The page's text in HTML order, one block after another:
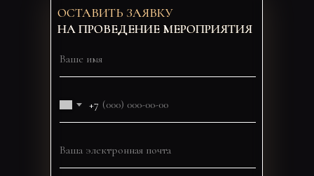
+7
ОСТАВИТЬ ЗАЯВКУ
НА ПРОВЕДЕНИЕ МЕРОПРИЯТИЯ